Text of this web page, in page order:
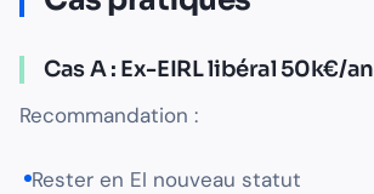
Cas A : Ex-EIRL libéral 50k€/an
Recommandation :
Rester en EI nouveau statut